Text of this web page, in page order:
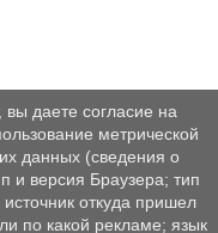
даете согласие на
метрической
данных (сведения о
и версия Браузера; тип
откуда пришел
по какой рекламе; язык